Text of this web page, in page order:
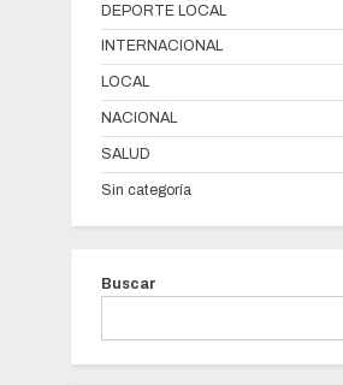
DEPORTE LOCAL
INTERNACIONAL
LOCAL
NACIONAL
SALUD
Sin categoría
Buscar